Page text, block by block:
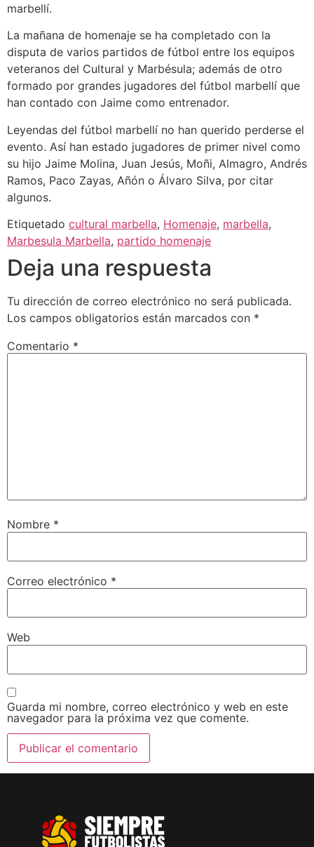
marbellí.
La mañana de homenaje se ha completado con la
disputa de varios partidos de fútbol entre los equipos
veteranos del Cultural y Marbésula; además de otro
formado por grandes jugadores del fútbol marbellí que
han contado con Jaime como entrenador.
Leyendas del fútbol marbellí no han querido perderse el
evento. Así han estado jugadores de primer nivel como
su hijo Jaime Molina, Juan Jesús, Moñi, Almagro, Andrés
Ramos, Paco Zayas, Añón o Álvaro Silva, por citar
algunos.
Etiquetado cultural marbella, Homenaje, marbella,
Marbesula Marbella, partido homenaje
Deja una respuesta
Tu dirección de correo electrónico no será publicada.
Los campos obligatorios están marcados con *
Comentario *
Nombre *
Correo electrónico *
Web
Guarda mi nombre, correo electrónico y web en este
navegador para la próxima vez que comente.